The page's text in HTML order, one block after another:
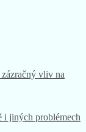
vliv na